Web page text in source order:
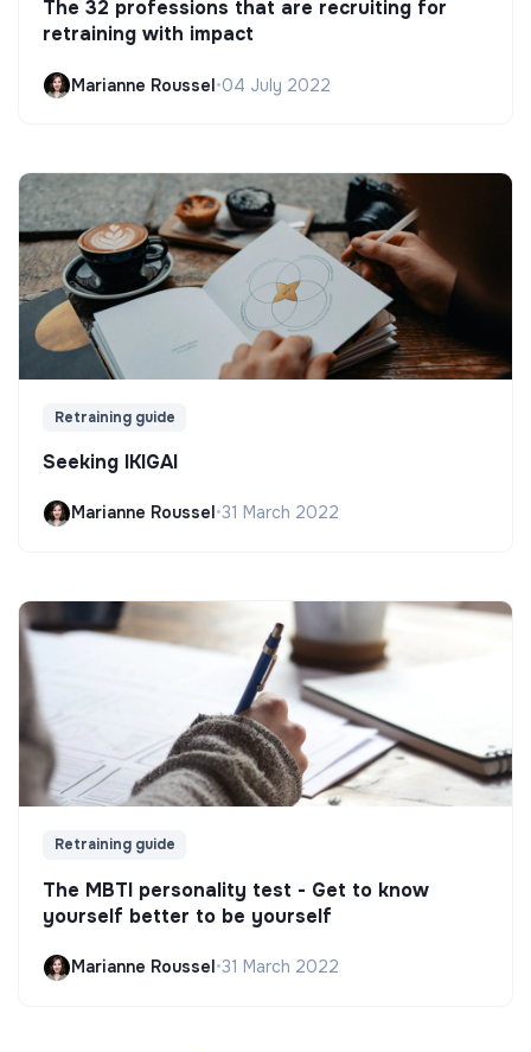
The 32 professions that are recruiting for
retraining with impact
Marianne Roussel•04 July 2022
Retraining guide
Seeking IKIGAI
Marianne Roussel •31 March 2022
Retraining guide
The MBTI personality test - Get to know
yourself better to be yourself
Marianne Roussel•31 March 2022